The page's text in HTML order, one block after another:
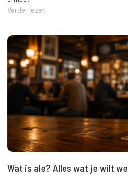
Verder lezen
Wat is ale? Alles wat je wilt